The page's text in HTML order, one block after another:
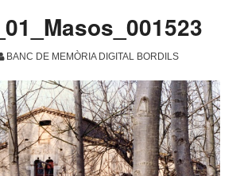
BANC DE MEMÒRIA DIGITAL BORDILS